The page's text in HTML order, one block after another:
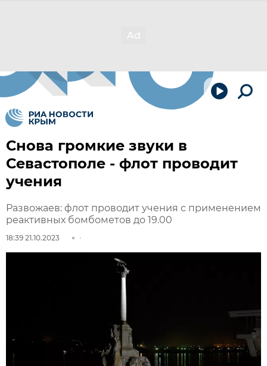
Снова громкие звуки в
Севастополе - флот проводит
учения
Развожаев: флот проводит учения с применением
реактивных бомбометов до 19.00
18:39 21.10.2023